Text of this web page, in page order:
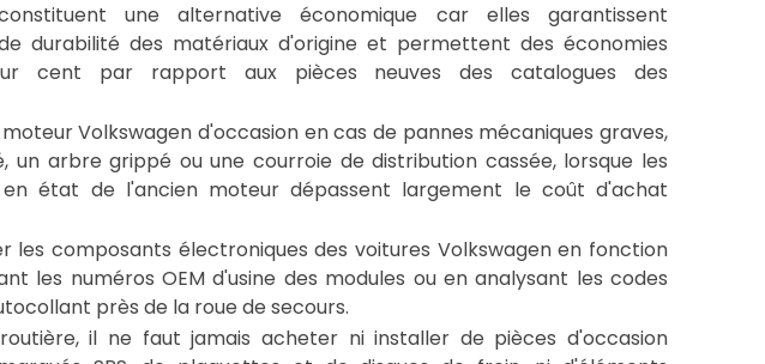
une alternative économique car elles garantissent
durabilité des matériaux d'origine et permettent des économies
cent par rapport aux pièces neuves des catalogues des
Volkswagen d'occasion en cas de pannes mécaniques graves,
un arbre grippé ou une courroie de distribution cassée, lorsque les
état de l'ancien moteur dépassent largement le coût d'achat
les composants électroniques des voitures Volkswagen en fonction
les numéros OEM d'usine des modules ou en analysant les codes
près de la roue de secours.
il ne faut jamais acheter ni installer de pièces d'occasion